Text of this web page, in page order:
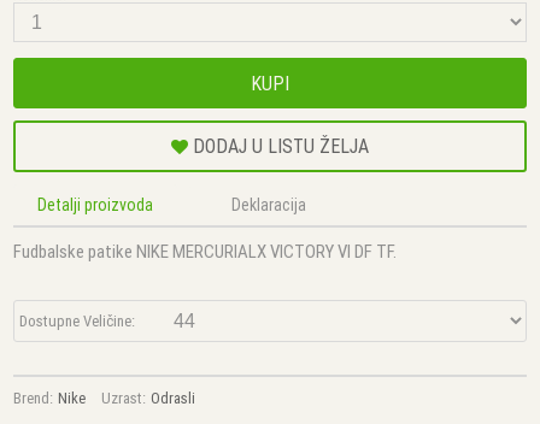
KUPI
DODAJ U LISTU ŽELJA
Detalji proizvoda Deklaracija
Fudbalske patike NIKE MERCURIALX VICTORY VI DF TF.
Dostupne Veličine:
Brend: Nike Uzrast: Odrasli